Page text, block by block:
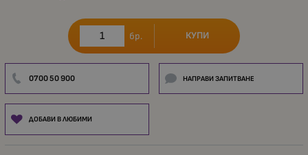
бр. КУПИ
0700 50 900 НАПРАВИ ЗАПИТВАНЕ
ДОБАВИ В ЛЮБИМИ